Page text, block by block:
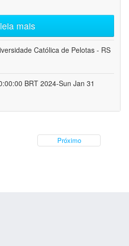
leia mais
Católica de Pelotas - RS
BRT 2024-Sun Jan 31
Próximo